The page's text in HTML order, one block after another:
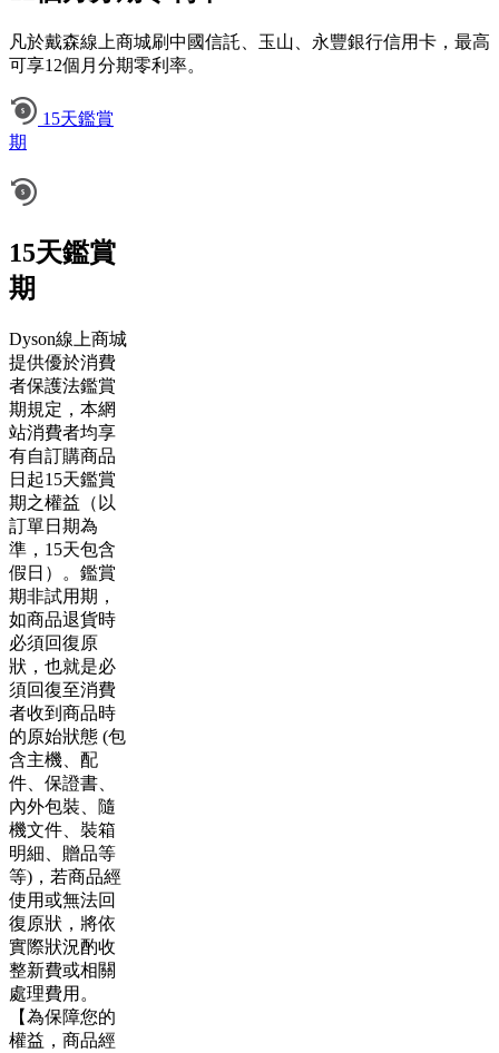
凡於戴森線上商城刷中國信託、玉山、永豐銀行信用卡，最高
可享12個月分期零利率。
15天鑑賞
期
15天鑑賞
期
Dyson線上商城
提供優於消費
者保護法鑑賞
期規定，本網
站消費者均享
有自訂購商品
日起15天鑑賞
期之權益（以
訂單日期為
準，15天包含
假日）。鑑賞
期非試用期，
如商品退貨時
必須回復原
狀，也就是必
須回復至消費
者收到商品時
的原始狀態 (包
含主機、配
件、保證書、
內外包裝、隨
機文件、裝箱
明細、贈品等
等)，若商品經
使用或無法回
復原狀，將依
實際狀況酌收
整新費或相關
處理費用。
【為保障您的
權益，商品經